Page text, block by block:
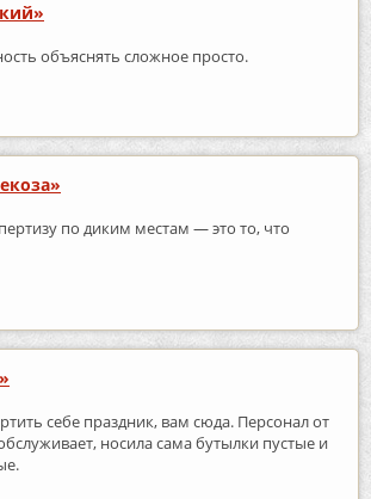
объяснять сложное просто.
по диким местам — это то, что
себе праздник, вам сюда. Персонал от
носила сама бутылки пустые и